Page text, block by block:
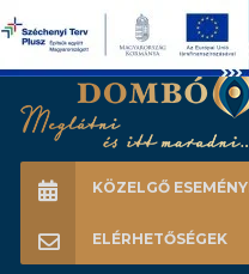
Search
KÖZELGŐ
ELÉRHETŐSÉGEK